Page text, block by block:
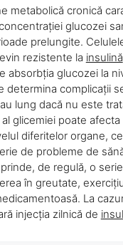
metabolică cronică
glucozei
prelungite.
rezistente la insulină
absorbția glucozei la
determina complicații
lung dacă nu este
glicemiei poate afecta
diferitelor organe,
de probleme de
de regulă, o
în greutate,
La
injecția zilnică de